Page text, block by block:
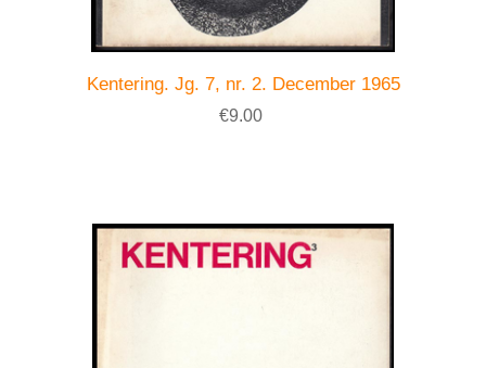
Kentering. Jg. 7, nr. 2. December 1965
€9.00